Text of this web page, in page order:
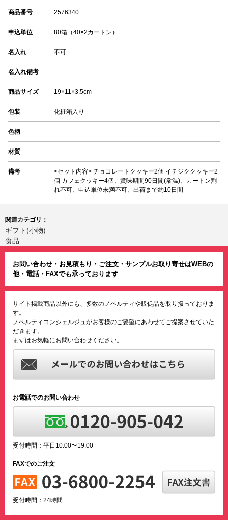
商品番号 2576340
申込単位 80箱（40×2カートン）
名入れ 不可
名入れ備考
商品サイズ 19×11×3.5cm
包装 化粧箱入り
色柄
材質
備考
<セット内容> チョコレートクッキー2個 イチジククッキー2
個 カフェクッキー4個、賞味期間90日間(常温)、カートン割
れ不可、申込単位未満不可、出荷まで約10日間
関連カテゴリ：
ギフト(小物)
食品
お問い合わせ・お見積もり・ご注文・サンプルお取り寄せはWEBの
他・電話・FAXでも承っております
サイト掲載商品以外にも、多数のノベルティや販促品を取り扱っておりま
す。
ノベルティコンシェルジュがお客様のご要望にあわせてご提案させていた
だきます。
まずはお気軽にお問い合わせください。
お電話でのお問い合わせ
受付時間：平日10:00〜19:00
FAXでのご注文
受付時間：24時間